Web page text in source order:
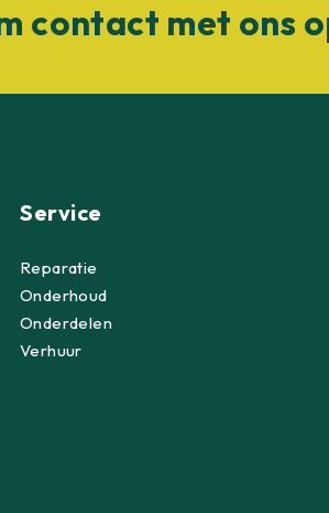
contact met ons
Service
Reparatie
Onderhoud
Onderdelen
Verhuur